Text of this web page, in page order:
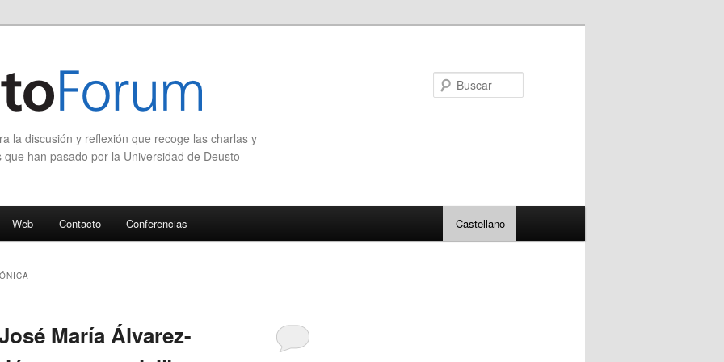
la discusión y reflexión que recoge las charlas y
han pasado por la Universidad de Deusto
Web Contacto Conferencias Castellano
María Álvarez-